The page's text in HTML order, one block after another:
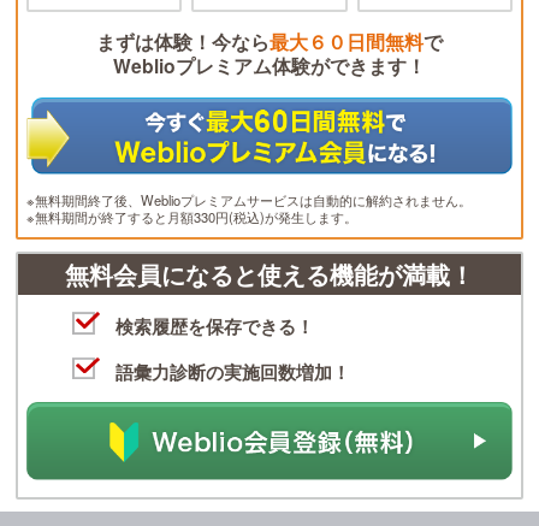
まずは体験！今なら最大６０日間無料で
Weblioプレミアム体験ができます！
※無料期間終了後、Weblioプレミアムサービスは自動的に解約されません。
※無料期間が終了すると月額330円(税込)が発生します。
無料会員になると使える機能が満載！
検索履歴を保存できる！
語彙力診断の実施回数増加！